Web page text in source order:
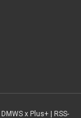
DMWS x Plus+ RSS-